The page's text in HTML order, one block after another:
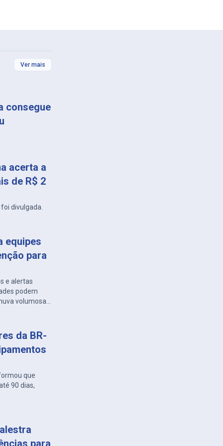
Ver mais
consegue
acerta a
de R$ 2
divulgada.
equipes
para
e alertas
podem
volumosa
da BR-
que
90 dias,
para